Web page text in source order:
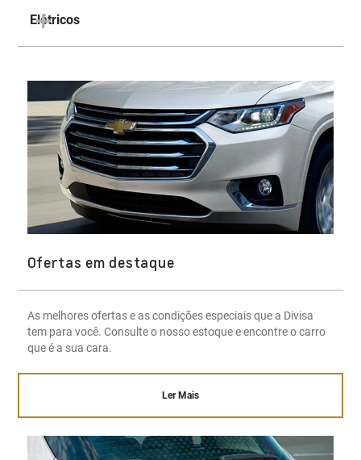
Elétricos
Ofertas em destaque
As melhores ofertas e as condições especiais que a Divisa
tem para você. Consulte o nosso estoque e encontre o carro
que é a sua cara.
Ler Mais